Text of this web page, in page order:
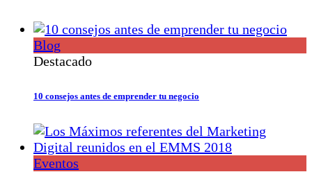
Blog
Destacado
10 consejos antes de emprender tu negocio
Eventos